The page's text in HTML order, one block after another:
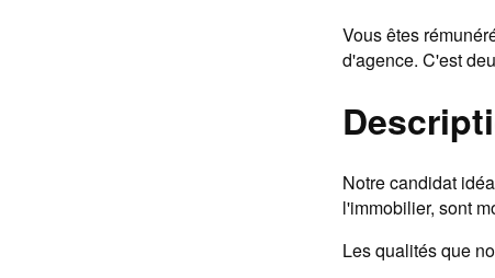
Vous êtes
d'agence. C'est
Notre candidat
l'immobilier, sont
Les qualités que